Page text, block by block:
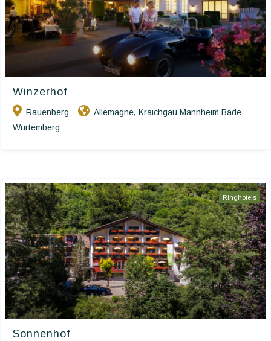
Winzerhof
Rauenberg Allemagne, Kraichgau Mannheim Bade-
Wurtemberg
Ringhotels
Sonnenhof